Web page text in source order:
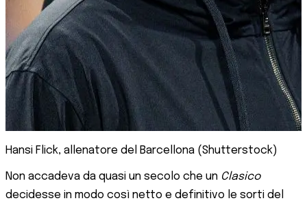
Hansi Flick, allenatore del Barcellona (Shutterstock)
Non accadeva da quasi un secolo che un Clasico
decidesse in modo così netto e definitivo le sorti del